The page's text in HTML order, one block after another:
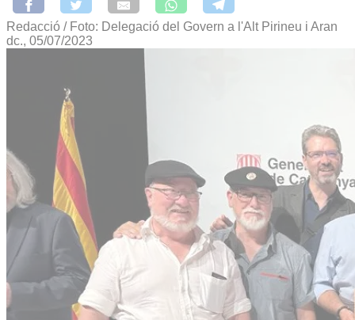
Redacció / Foto: Delegació del Govern a l'Alt Pirineu i Aran
dc., 05/07/2023